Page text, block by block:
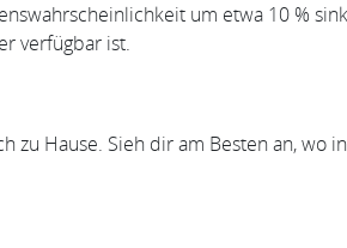
um etwa 10 %
verfügbar ist.
zu Hause. Sieh dir am Besten an, wo